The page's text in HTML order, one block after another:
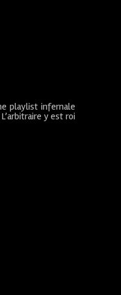
playlist infernale
y est roi